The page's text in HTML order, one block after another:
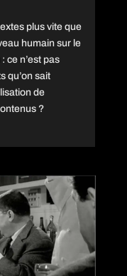
plus vite que
humain sur le
ce n’est pas
qu’on sait
de
?